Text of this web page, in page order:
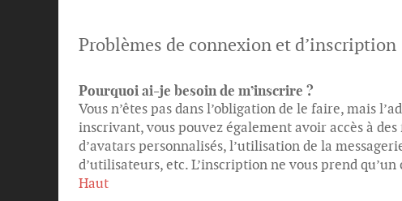
Problèmes de connexion et d’inscription
Pourquoi ai-je besoin de m’inscrire ?
Vous n’êtes pas dans l’obligation de le faire, mais
inscrivant, vous pouvez également avoir accès à
d’avatars personnalisés, l’utilisation de la
d’utilisateurs, etc. L’inscription ne vous prend
Haut